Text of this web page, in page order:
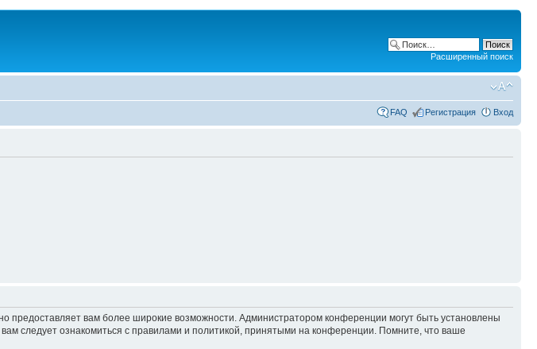
Расширенный поиск
FAQ Регистрация Вход
предоставляет вам более широкие возможности. Администратором конференции могут быть установлены
следует ознакомиться с правилами и политикой, принятыми на конференции. Помните, что ваше